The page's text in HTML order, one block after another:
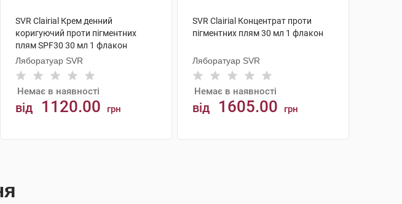
SVR Clairial Крем денний
коригуючий проти пігментних
плям SPF30 30 мл 1 флакон
Ляборатуар SVR
Немає в наявності
від 1120.00 грн
SVR Clairial Концентрат проти
пігментних плям 30 мл 1 флакон
Ляборатуар SVR
Немає в наявності
від 1605.00 грн